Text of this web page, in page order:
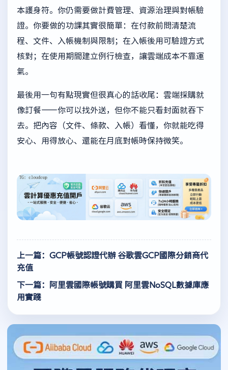
本護身符。你仍需要做計費管理、資源治理與對帳驗
證。你要做的功課其實很簡單：在付款前問清楚流
程、文件、入帳機制與限制；在入帳後用可驗證方式
核對；在使用期間建立例行檢查，讓雲端成本不靠運
氣。
最後用一句有點現實但很真心的話收尾：雲端採購就
像訂餐——你可以找外送，但你不能只看封面就吞下
去。把內容（文件、條款、入帳）看懂，你就能吃得
安心、用得放心、還能在月底對帳時保持微笑。
上一篇：GCP帳號認證代辦 谷歌雲GCP國際分銷商代
充值
下一篇：阿里雲國際帳號購買 阿里雲NoSQL數據庫應
用實踐